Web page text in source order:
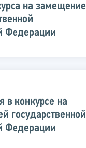
на замещение
Федерации
в конкурсе на
государственной
Федерации